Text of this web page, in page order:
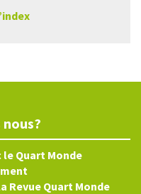
Quart Monde
Revue Quart Monde